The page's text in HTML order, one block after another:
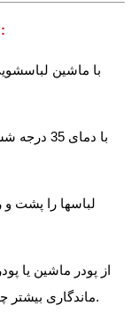
راهنمای شستشو برای دوام بیشتر چاپ و پارچه :
ماندگاری بیشتر چاپ . بهتر است از مایع لباسشویی استفاده شود.